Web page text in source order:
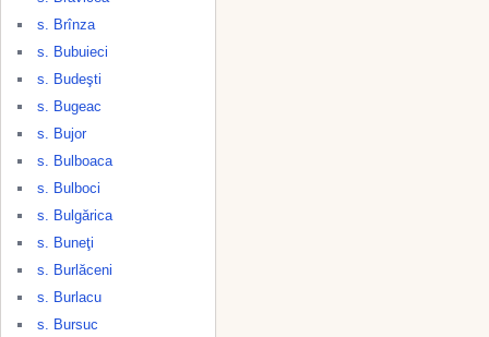
s. Brînza
s. Bubuieci
s. Budeşti
s. Bugeac
s. Bujor
s. Bulboaca
s. Bulboci
s. Bulgărica
s. Buneţi
s. Burlăceni
s. Burlacu
s. Bursuc